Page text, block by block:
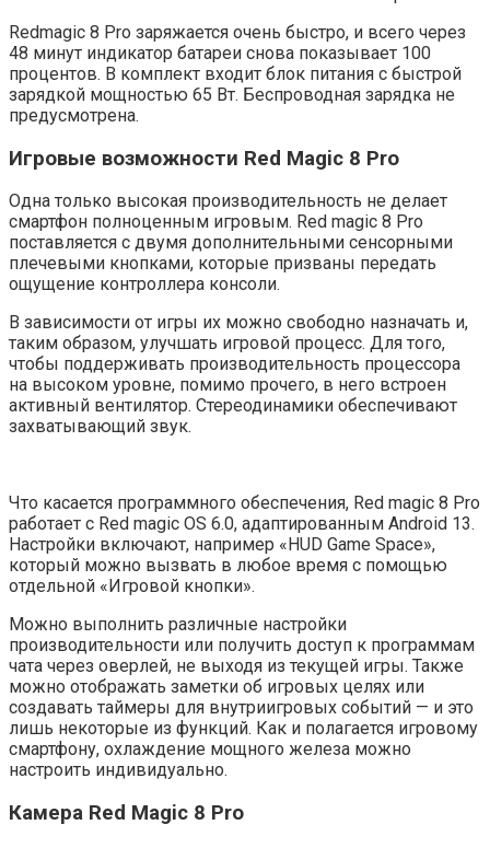
Redmagic 8 Pro заряжается очень быстро, и всего через
48 минут индикатор батареи снова показывает 100
процентов. В комплект входит блок питания с быстрой
зарядкой мощностью 65 Вт. Беспроводная зарядка не
предусмотрена.
Игровые возможности Red Magic 8 Pro
Одна только высокая производительность не делает
смартфон полноценным игровым. Red magic 8 Pro
поставляется с двумя дополнительными сенсорными
плечевыми кнопками, которые призваны передать
ощущение контроллера консоли.
В зависимости от игры их можно свободно назначать и,
таким образом, улучшать игровой процесс. Для того,
чтобы поддерживать производительность процессора
на высоком уровне, помимо прочего, в него встроен
активный вентилятор. Стереодинамики обеспечивают
захватывающий звук.
Что касается программного обеспечения, Red magic 8 Pro
работает с Red magic OS 6.0, адаптированным Android 13.
Настройки включают, например «HUD Game Space»,
который можно вызвать в любое время с помощью
отдельной «Игровой кнопки».
Можно выполнить различные настройки
производительности или получить доступ к программам
чата через оверлей, не выходя из текущей игры. Также
можно отображать заметки об игровых целях или
создавать таймеры для внутриигровых событий — и это
лишь некоторые из функций. Как и полагается игровому
смартфону, охлаждение мощного железа можно
настроить индивидуально.
Камера Red Magic 8 Pro